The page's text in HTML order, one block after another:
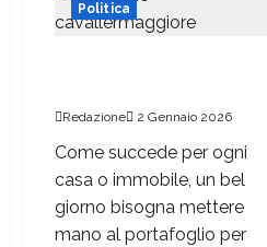
Politica
Redazione 2 Gennaio 2026
Come succede per ogni
casa o immobile, un bel
giorno bisogna mettere
mano al portafoglio per